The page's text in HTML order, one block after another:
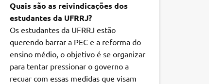
Quais são as reivindicações dos
estudantes da UFRRJ?
Os estudantes da UFRRJ estão
querendo barrar a PEC e a reforma do
ensino médio, o objetivo é se organizar
para tentar pressionar o governo a
recuar com essas medidas que visam